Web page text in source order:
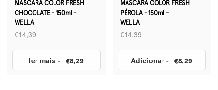
MÁSCARA COLOR FRESH
CHOCOLATE - 150ml -
WELLA
€14,39
ler mais - €8,29
MÁSCARA COLOR FRESH
PÉROLA - 150ml -
WELLA
€14,39
Adicionar- €8,29